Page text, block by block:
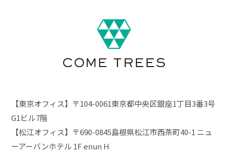
【東京オフィス】〒104-0061東京都中央区銀座1丁目3番3号
G1ビル7階
【松江オフィス】〒690-0845島根県松江市西茶町40-1 ニュ
ーアーバンホテル 1F enun H